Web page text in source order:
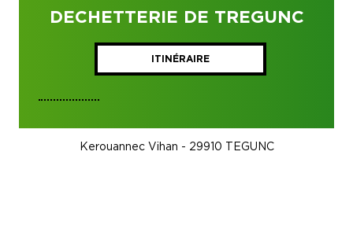
DECHETTERIE DE TREGUNC
ITINÉRAIRE
Kerouannec Vihan - 29910 TEGUNC